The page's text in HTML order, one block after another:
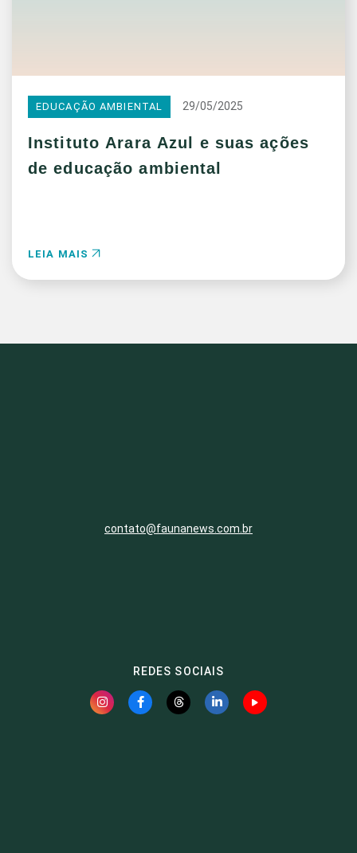
EDUCAÇÃO AMBIENTAL 29/05/2025
Instituto Arara Azul e suas ações
de educação ambiental
LEIA MAIS
contato@faunanews.com.br
REDES SOCIAIS